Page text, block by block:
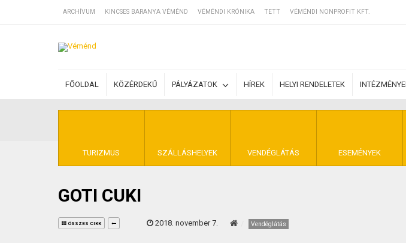
ARCHÍVUM KINCSES BARANYA VÉMÉND VÉMÉNDI KRÓNIKA TETT VÉMÉNDI NONPROFIT KFT.
FŐOLDAL KÖZÉRDEKŰ PÁLYÁZATOK HÍREK HELYI RENDELETEK
TURIZMUS SZÁLLÁSHELYEK VENDÉGLÁTÁS ESEMÉNYEK
SZÁLLÁSOK
BEJEGYZÉSEK
ÁLTALÁNOS
KINCSES BARANYA
GOTI CUKI
ÖSSZES CIKK 2018. november 7. Vendéglátás